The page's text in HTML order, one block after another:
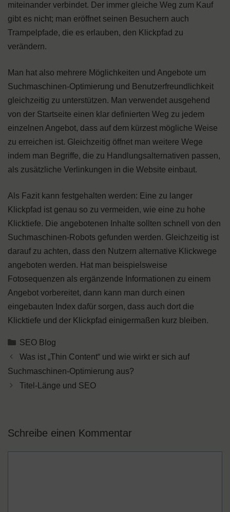
miteinander verbindet. Der immer gleiche Weg zum Kauf
gibt es nicht; man eröffnet seinen Besuchern auch
Trampelpfade, die es erlauben, den Klickpfad zu
verändern.
Man hat also mehrere Möglichkeiten und Angebote um
Suchmaschinen-Optimierung und Benutzerfreundlichkeit
gleichzeitig zu unterstützen. Man verwendet ausgehend
von der Startseite einen klar definierten Weg zu jedem
einzelnen Angebot, dass auf dem kürzest mögliche Weise
zu erreichen ist. Gleichzeitig öffnet man weitere Wege
indem man Begriffe, die zu Handlungsalternativen passen,
als zusätzliche Verlinkungen in die Website einbaut.
Als Fazit kann festgehalten werden: Eine zu langer
Klickpfad ist genau so zu vermeiden, wie eine zu hohe
Klicktiefe. Die angebotenen Inhalte sollten schnell von den
Suchmaschinen-Robots gefunden werden. Gleichzeitig ist
darauf zu achten, dass den Nutzern alternative Klickwege
angeboten werden. Hat man beispielsweise
Fotosequenzen als ergänzende Informationen zu einem
Angebot vorbereitet, dann kann man durch einen
eingebauten Index dafür sorgen, dass auch dort die
Klicktiefe und der Klickpfad einigermaßen kurz bleiben.
Kategorien
SEO Blog
Was ist „Thin Content“ und wie wirkt er sich auf
Suchmaschinen-Optimierung aus?
Titel-Länge und SEO
Schreibe einen Kommentar